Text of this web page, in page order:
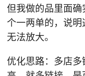
但我做的品里面
个一两单的，说明
无法放大。
优化思路：多店